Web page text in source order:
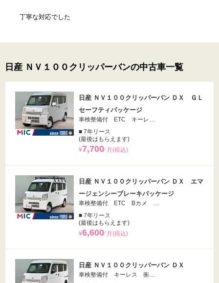
丁寧な対応でした
日産 ＮＶ１００クリッパーバンの中古車一覧
日産 ＮＶ１００クリッパーバン ＤＸ ＧＬ
セーフティパッケージ
車検整備付 ETC キーレ…
■ 7年リース
(最後はもらえます)
¥7,700⁄ 月(税込)
日産 ＮＶ１００クリッパーバン ＤＸ エマ
ージェンシーブレーキパッケージ
車検整備付 ETC Bカメ …
■ 7年リース
(最後はもらえます)
¥6,600⁄ 月(税込)
日産 ＮＶ１００クリッパーバン ＤＸ
車検整備付 キーレス 衝…